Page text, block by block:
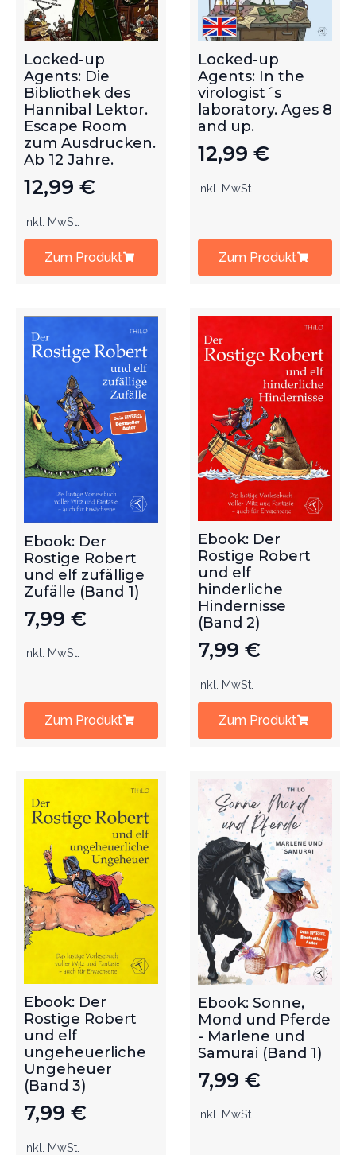
Locked-up
Agents: Die
Bibliothek des
Hannibal Lektor.
Escape Room
zum Ausdrucken.
Ab 12 Jahre.
12,99 €
inkl. MwSt.
Zum Produkt
Locked-up
Agents: In the
virologist´s
laboratory. Ages 8
and up.
12,99 €
inkl. MwSt.
Zum Produkt
Ebook: Der
Rostige Robert
und elf zufällige
Zufälle (Band 1)
7,99 €
inkl. MwSt.
Zum Produkt
Ebook: Der
Rostige Robert
und elf
hinderliche
Hindernisse
(Band 2)
7,99 €
inkl. MwSt.
Zum Produkt
Ebook: Der
Rostige Robert
und elf
ungeheuerliche
Ungeheuer
(Band 3)
7,99 €
inkl. MwSt.
Ebook: Sonne,
Mond und Pferde
- Marlene und
Samurai (Band 1)
7,99 €
inkl. MwSt.